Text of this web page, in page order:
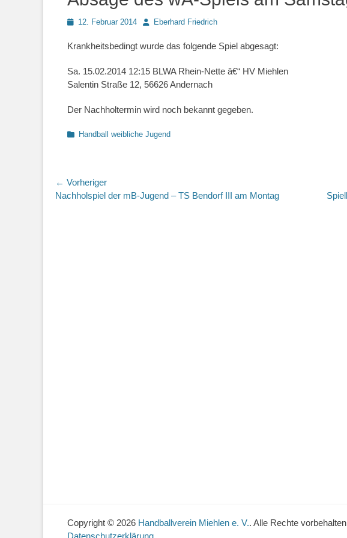
Posted12. Februar 2014 AutorEberhard Friedrich
Krankheitsbedingt wurde das folgende Spiel abgesagt:
Sa. 15.02.2014 12:15 BLWA Rhein-Nette â€“ HV Miehlen
Salentin Straße 12, 56626 Andernach
Der Nachholtermin wird noch bekannt gegeben.
Kategorien
Handball weibliche Jugend
Beitragsnavigation
← Vorheriger
Vorheriger
Nachholspiel der mB-Jugend – TS Bendorf III am Montag
Nächster
Copyright © 2026 Handballverein Miehlen e. V.. Alle Rechte
Datenschutzerklärung